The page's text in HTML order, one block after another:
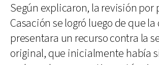
Según explicaron, la revisión por
Casación se logró luego de que
presentara un recurso contra la
original, que inicialmente había